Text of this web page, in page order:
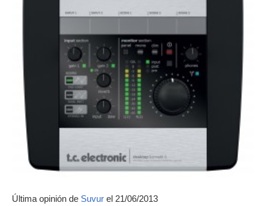
Última opinión de Suvur el 21/06/2013